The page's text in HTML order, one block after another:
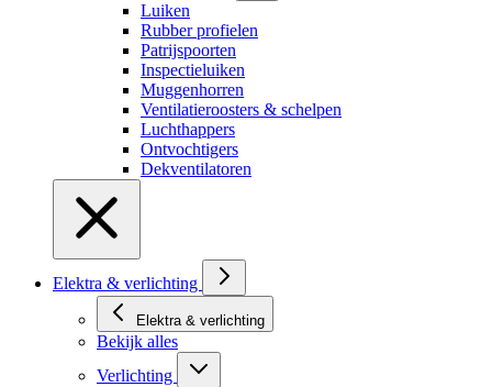
Luiken
Rubber profielen
Patrijspoorten
Inspectieluiken
Muggenhorren
Ventilatieroosters & schelpen
Luchthappers
Ontvochtigers
Dekventilatoren
Elektra & verlichting
Elektra & verlichting
Bekijk alles
Verlichting